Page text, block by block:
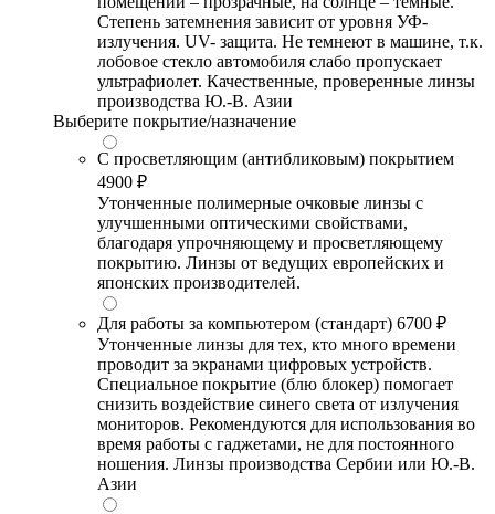
Степень затемнения зависит от уровня УФ-
излучения. UV- защита. Не темнеют в машине, т.к.
лобовое стекло автомобиля слабо пропускает
ультрафиолет. Качественные, проверенные линзы
производства Ю.-В. Азии
Выберите покрытие/назначение
С просветляющим (антибликовым) покрытием
4900 ₽
Утонченные полимерные очковые линзы с
улучшенными оптическими свойствами,
благодаря упрочняющему и просветляющему
покрытию. Линзы от ведущих европейских и
японских производителей.
Для работы за компьютером (стандарт) 6700 ₽
Утонченные линзы для тех, кто много времени
проводит за экранами цифровых устройств.
Специальное покрытие (блю блокер) помогает
снизить воздействие синего света от излучения
мониторов. Рекомендуются для использования во
время работы с гаджетами, не для постоянного
ношения. Линзы производства Сербии или Ю.-В.
Азии